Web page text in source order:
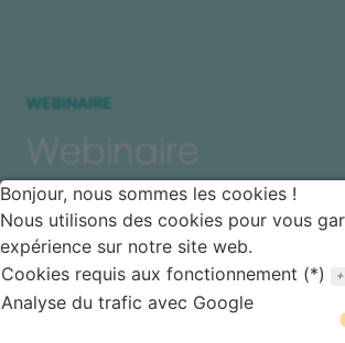
WEBINAIRE
Webinaire
Pour suivre toutes nos actualités,
notre newsletter !
S'INSCRIRE À LA
Bonjour, nous sommes les cookies !
Nous utilisons des cookies pour vous
expérience sur notre site web.
Cookies requis aux fonctionnement (*)
Analyse du trafic avec Google